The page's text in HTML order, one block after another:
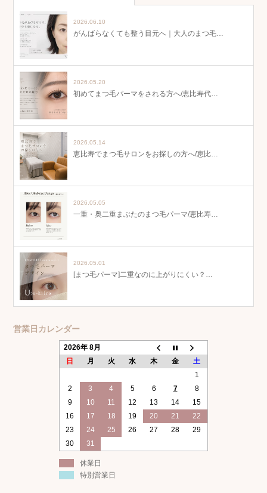
2026.06.10
がんばらなくても整う目元へ｜大人のまつ毛…
2026.05.20
初めてまつ毛パーマをされる方へ/恵比寿代…
2026.05.14
恵比寿でまつ毛サロンをお探しの方へ/恵比…
2026.05.05
一重・奥二重まぶたのまつ毛パーマ/恵比寿…
2026.05.01
[まつ毛パーマ]二重なのに上がりにくい？…
営業日カレンダー
2026年 8月
日
月 火 水 木 金
土
1
2
3 4 5 6 7
8
9
10 11 12 13 14
15
16
17 18 19 20 21
22
23
24 25 26 27 28
29
30
31
休業日
特別営業日